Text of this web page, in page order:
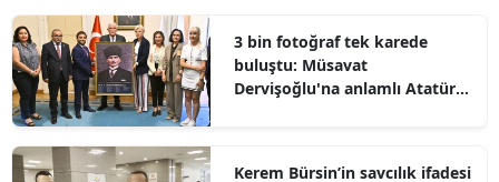
3 bin fotoğraf tek karede
buluştu: Müsavat
Dervişoğlu'na anlamlı Atatürk
Kerem Bürsin’in savcılık ifadesi